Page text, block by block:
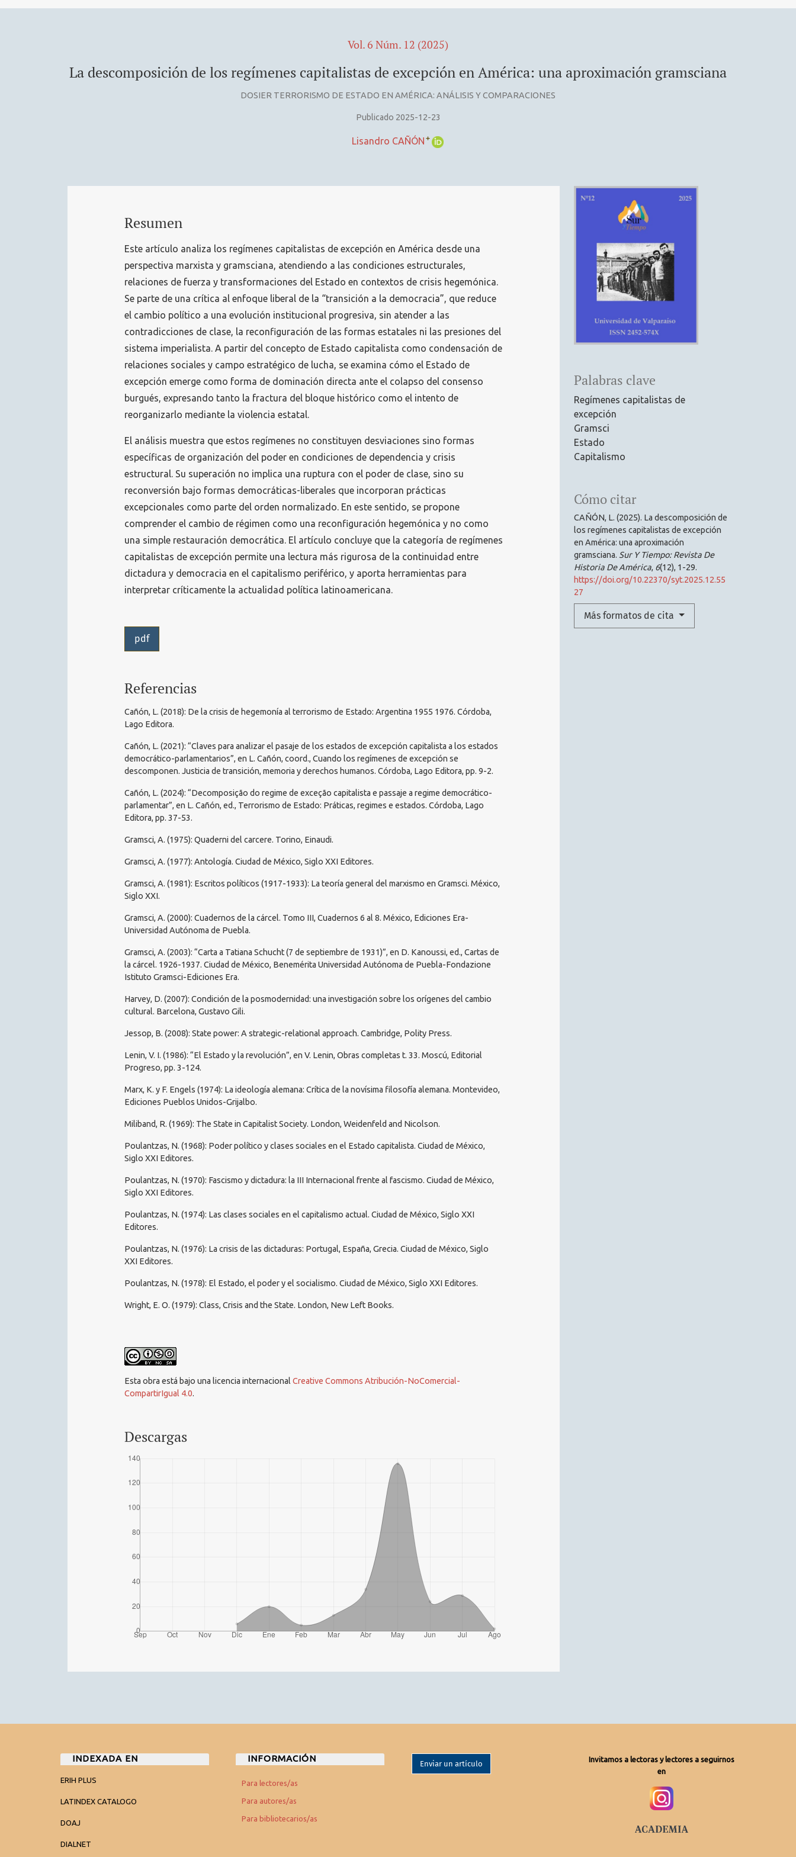
Vol. 6 Núm. 12 (2025)
La descomposición de los regímenes capitalistas de excepción en América: una aproximación gramsciana
DOSIER TERRORISMO DE ESTADO EN AMÉRICA: ANÁLISIS Y COMPARACIONES
Publicado 2025-12-23
Lisandro CAÑÓN +
Palabras clave
Regímenes capitalistas de
excepción
Gramsci
Estado
Capitalismo
Cómo citar
CAÑÓN, L. (2025). La descomposición de
los regímenes capitalistas de excepción
en América: una aproximación
gramsciana. Sur Y Tiempo: Revista De
Historia De América, 6(12), 1-29.
https://doi.org/10.22370/syt.2025.12.55
27
Más formatos de cita
Resumen
Este artículo analiza los regímenes capitalistas de excepción en América desde una
perspectiva marxista y gramsciana, atendiendo a las condiciones estructurales,
relaciones de fuerza y transformaciones del Estado en contextos de crisis hegemónica.
Se parte de una crítica al enfoque liberal de la “transición a la democracia”, que reduce
el cambio político a una evolución institucional progresiva, sin atender a las
contradicciones de clase, la reconfiguración de las formas estatales ni las presiones del
sistema imperialista. A partir del concepto de Estado capitalista como condensación de
relaciones sociales y campo estratégico de lucha, se examina cómo el Estado de
excepción emerge como forma de dominación directa ante el colapso del consenso
burgués, expresando tanto la fractura del bloque histórico como el intento de
reorganizarlo mediante la violencia estatal.
El análisis muestra que estos regímenes no constituyen desviaciones sino formas
específicas de organización del poder en condiciones de dependencia y crisis
estructural. Su superación no implica una ruptura con el poder de clase, sino su
reconversión bajo formas democráticas-liberales que incorporan prácticas
excepcionales como parte del orden normalizado. En este sentido, se propone
comprender el cambio de régimen como una reconfiguración hegemónica y no como
una simple restauración democrática. El artículo concluye que la categoría de regímenes
capitalistas de excepción permite una lectura más rigurosa de la continuidad entre
dictadura y democracia en el capitalismo periférico, y aporta herramientas para
interpretar críticamente la actualidad política latinoamericana.
pdf
Referencias
Cañón, L. (2018): De la crisis de hegemonía al terrorismo de Estado: Argentina 1955 1976. Córdoba,
Lago Editora.
Cañón, L. (2021): “Claves para analizar el pasaje de los estados de excepción capitalista a los estados
democrático-parlamentarios”, en L. Cañón, coord., Cuando los regímenes de excepción se
descomponen. Justicia de transición, memoria y derechos humanos. Córdoba, Lago Editora, pp. 9-2.
Cañón, L. (2024): “Decomposição do regime de exceção capitalista e passaje a regime democrático-
parlamentar”, en L. Cañón, ed., Terrorismo de Estado: Práticas, regimes e estados. Córdoba, Lago
Editora, pp. 37-53.
Gramsci, A. (1975): Quaderni del carcere. Torino, Einaudi.
Gramsci, A. (1977): Antología. Ciudad de México, Siglo XXI Editores.
Gramsci, A. (1981): Escritos políticos (1917-1933): La teoría general del marxismo en Gramsci. México,
Siglo XXI.
Gramsci, A. (2000): Cuadernos de la cárcel. Tomo III, Cuadernos 6 al 8. México, Ediciones Era-
Universidad Autónoma de Puebla.
Gramsci, A. (2003): “Carta a Tatiana Schucht (7 de septiembre de 1931)”, en D. Kanoussi, ed., Cartas de
la cárcel. 1926-1937. Ciudad de México, Benemérita Universidad Autónoma de Puebla-Fondazione
Istituto Gramsci-Ediciones Era.
Harvey, D. (2007): Condición de la posmodernidad: una investigación sobre los orígenes del cambio
cultural. Barcelona, Gustavo Gili.
Jessop, B. (2008): State power: A strategic-relational approach. Cambridge, Polity Press.
Lenin, V. I. (1986): “El Estado y la revolución”, en V. Lenin, Obras completas t. 33. Moscú, Editorial
Progreso, pp. 3-124.
Marx, K. y F. Engels (1974): La ideología alemana: Crítica de la novísima filosofía alemana. Montevideo,
Ediciones Pueblos Unidos-Grijalbo.
Miliband, R. (1969): The State in Capitalist Society. London, Weidenfeld and Nicolson.
Poulantzas, N. (1968): Poder político y clases sociales en el Estado capitalista. Ciudad de México,
Siglo XXI Editores.
Poulantzas, N. (1970): Fascismo y dictadura: la III Internacional frente al fascismo. Ciudad de México,
Siglo XXI Editores.
Poulantzas, N. (1974): Las clases sociales en el capitalismo actual. Ciudad de México, Siglo XXI
Editores.
Poulantzas, N. (1976): La crisis de las dictaduras: Portugal, España, Grecia. Ciudad de México, Siglo
XXI Editores.
Poulantzas, N. (1978): El Estado, el poder y el socialismo. Ciudad de México, Siglo XXI Editores.
Wright, E. O. (1979): Class, Crisis and the State. London, New Left Books.
Esta obra está bajo una licencia internacionalCreative Commons Atribución-NoComercial-
CompartirIgual 4.0.
Descargas
INDEXADA EN
ERIH PLUS
LATINDEX CATALOGO
DOAJ
DIALNET
INFORMACIÓN
Para lectores/as
Para autores/as
Para bibliotecarios/as
Enviar un artículo
Invitamos a lectoras y lectores a seguirnos
en